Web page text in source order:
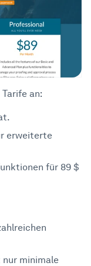
an:
erweiterte
für 89 $
minimale